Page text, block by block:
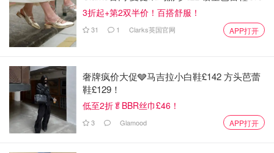
今年春晚邓超能控制住自己吗？-显然不能
3折起+第2双半价！百搭舒服！
31 1 Clarks英国官网 APP打开
奢牌疯价大促🩶马吉拉小白鞋£142 方头芭蕾
鞋£129！
低至2折🥬BBR丝巾£46！
3 Glamood APP打开